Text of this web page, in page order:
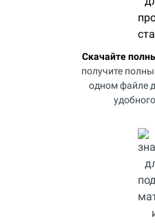
Скачайте
получите
одном файле